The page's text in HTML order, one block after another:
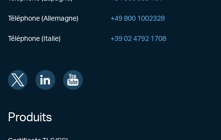
Téléphone (Allemagne) +49 800 1002328
Téléphone (Italie) +39 02 4792 1708
Produits